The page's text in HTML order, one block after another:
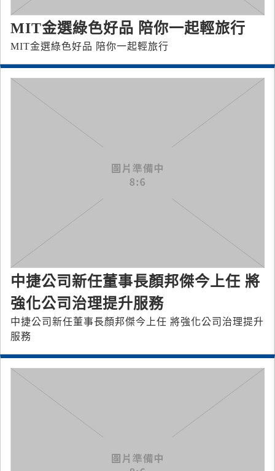
MIT金選綠色好品 陪你一起輕旅行
MIT金選綠色好品 陪你一起輕旅行
中捷公司新任董事長顏邦傑今上任 將
強化公司治理提升服務
中捷公司新任董事長顏邦傑今上任 將強化公司治理提升
服務